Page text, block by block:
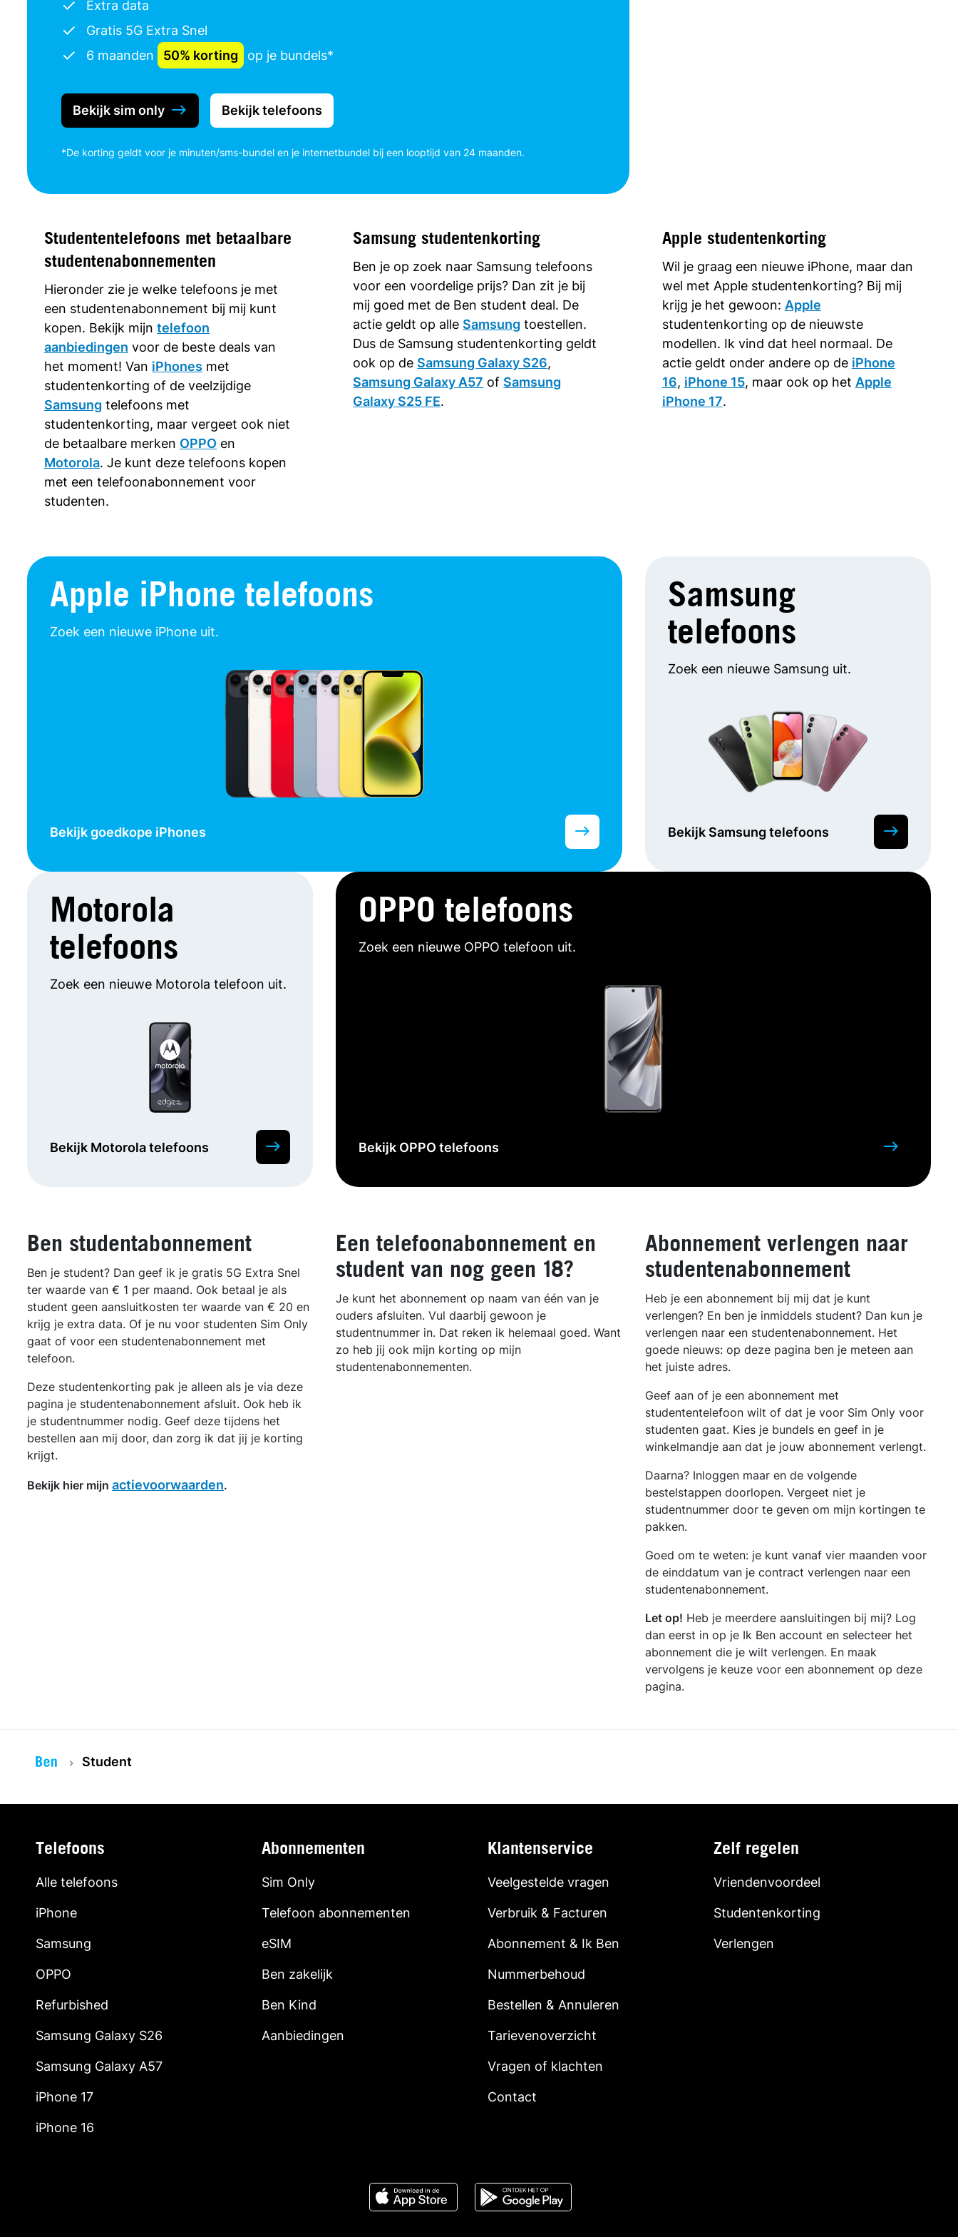
Extra data
Gratis 5G Extra Snel
6 maanden
50% korting op je bundels*
Bekijk sim only Bekijk telefoons
*De korting geldt voor je minuten/sms-bundel en je internetbundel bij een looptijd van 24 maanden.
Studententelefoons met betaalbare
studentenabonnementen
Hieronder zie je welke telefoons je met
een studentenabonnement bij mij kunt
kopen. Bekijk mijn telefoon
aanbiedingen voor de beste deals van
het moment! Van iPhones met
studentenkorting of de veelzijdige
Samsung telefoons met
studentenkorting, maar vergeet ook niet
de betaalbare merken OPPO en
Motorola. Je kunt deze telefoons kopen
met een telefoonabonnement voor
studenten.
Samsung studentenkorting
Ben je op zoek naar Samsung telefoons
voor een voordelige prijs? Dan zit je bij
mij goed met de Ben student deal. De
actie geldt op alleSamsung toestellen.
Dus de Samsung studentenkorting geldt
ook op deSamsung Galaxy S26,
Samsung Galaxy A57 ofSamsung
Galaxy S25 FE.
Apple studentenkorting
Wil je graag een nieuwe iPhone, maar dan
wel met Apple studentenkorting? Bij mij
krijg je het gewoon: Apple
studentenkorting op de nieuwste
modellen. Ik vind dat heel normaal. De
actie geldt onder andere op de iPhone
16, iPhone 15, maar ook op het Apple
iPhone 17.
Apple iPhone telefoons
Zoek een nieuwe iPhone uit.
Bekijk goedkope iPhones
Samsung
telefoons
Zoek een nieuwe Samsung uit.
Bekijk Samsung telefoons
Motorola
telefoons
Zoek een nieuwe Motorola telefoon uit.
Bekijk Motorola telefoons
OPPO telefoons
Zoek een nieuwe OPPO telefoon uit.
Bekijk OPPO telefoons
Ben studentabonnement
Ben je student? Dan geef ik je gratis 5G Extra Snel
ter waarde van € 1 per maand. Ook betaal je als
student geen aansluitkosten ter waarde van € 20 en
krijg je extra data. Of je nu voor studenten Sim Only
gaat of voor een studentenabonnement met
telefoon.
Deze studentenkorting pak je alleen als je via deze
pagina je studentenabonnement afsluit. Ook heb ik
je studentnummer nodig. Geef deze tijdens het
bestellen aan mij door, dan zorg ik dat jij je korting
krijgt.
Bekijk hier mijn actievoorwaarden.
Een telefoonabonnement en
student van nog geen 18?
Je kunt het abonnement op naam van één van je
ouders afsluiten. Vul daarbij gewoon je
studentnummer in. Dat reken ik helemaal goed. Want
zo heb jij ook mijn korting op mijn
studentenabonnementen.
Abonnement verlengen naar
studentenabonnement
Heb je een abonnement bij mij dat je kunt
verlengen? En ben je inmiddels student? Dan kun je
verlengen naar een studentenabonnement. Het
goede nieuws: op deze pagina ben je meteen aan
het juiste adres.
Geef aan of je een abonnement met
studententelefoon wilt of dat je voor Sim Only voor
studenten gaat. Kies je bundels en geef in je
winkelmandje aan dat je jouw abonnement verlengt.
Daarna? Inloggen maar en de volgende
bestelstappen doorlopen. Vergeet niet je
studentnummer door te geven om mijn kortingen te
pakken.
Goed om te weten: je kunt vanaf vier maanden voor
de einddatum van je contract verlengen naar een
studentenabonnement.
Let op! Heb je meerdere aansluitingen bij mij? Log
dan eerst in op je Ik Ben account en selecteer het
abonnement die je wilt verlengen. En maak
vervolgens je keuze voor een abonnement op deze
pagina.
Student
Telefoons
Alle telefoons
iPhone
Samsung
OPPO
Refurbished
Samsung Galaxy S26
Samsung Galaxy A57
iPhone 17
iPhone 16
Abonnementen
Sim Only
Telefoon abonnementen
eSIM
Ben zakelijk
Ben Kind
Aanbiedingen
Klantenservice
Veelgestelde vragen
Verbruik & Facturen
Abonnement & Ik Ben
Nummerbehoud
Bestellen & Annuleren
Tarievenoverzicht
Vragen of klachten
Contact
Zelf regelen
Vriendenvoordeel
Studentenkorting
Verlengen